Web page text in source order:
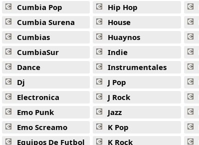
Cumbia Pop
Cumbia Surena
Cumbias
CumbiaSur
Dance
Dj
Electronica
Emo Punk
Emo Screamo
Equipos De Futbol
Hip Hop
House
Huaynos
Indie
Instrumentales
J Pop
J Rock
Jazz
K Pop
K Rock